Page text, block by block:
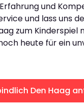
und
und lass uns
zum Kinderspiel
heute für ein
Den Haag